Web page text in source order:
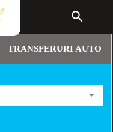
search
TRANSFERURI AUTO